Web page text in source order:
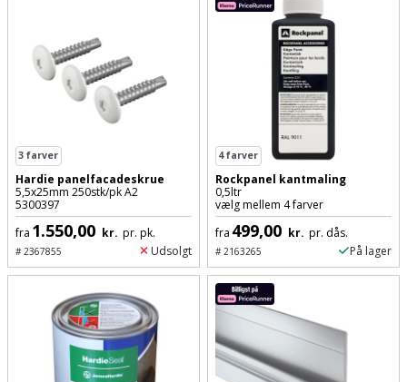
Værktøjskasse
og
opbevaring
Værktøjssæt
Vaterpas
Slagnøgle
Slagnøgletilbehør
Slagskruetrækker
Slibemaskine
Sømpistol
Sømpistoltilbehør
Spånsuger
Stiftepistol
Trappevanger
Udebruser
afskærmning
Varme
Varmepumpeskjuler
Velux
3farver
Hardie panelfacadeskrue
5,5x25mm 250stk/pk A2
5300397
fra 1.550,00 kr. pr. pk.
#2367855 Udsolgt
4farver
Rockpanel kantmaling
0,5ltr
vælg mellem 4 farver
fra 499,00 kr. pr. dås.
#2163265 På lager